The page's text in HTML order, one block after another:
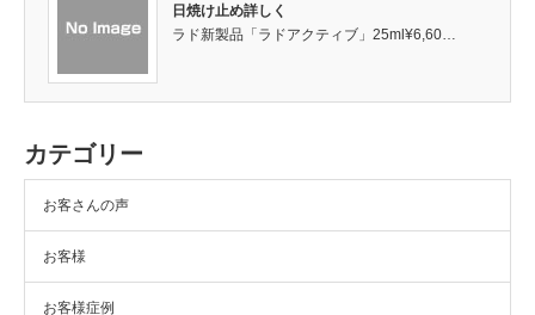
日焼け止め詳しく
ラド新製品「ラドアクティブ」25ml¥6,60…
カテゴリー
お客さんの声
お客様
お客様症例